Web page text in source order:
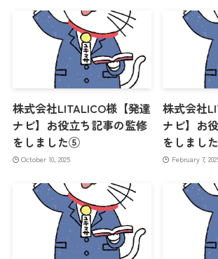
株式会社LITALICO様【発達
ナビ】お役立ち記事の監修
をしました⑤
October 10, 2025
株式会社
ナビ】お
をしまし
February 7,